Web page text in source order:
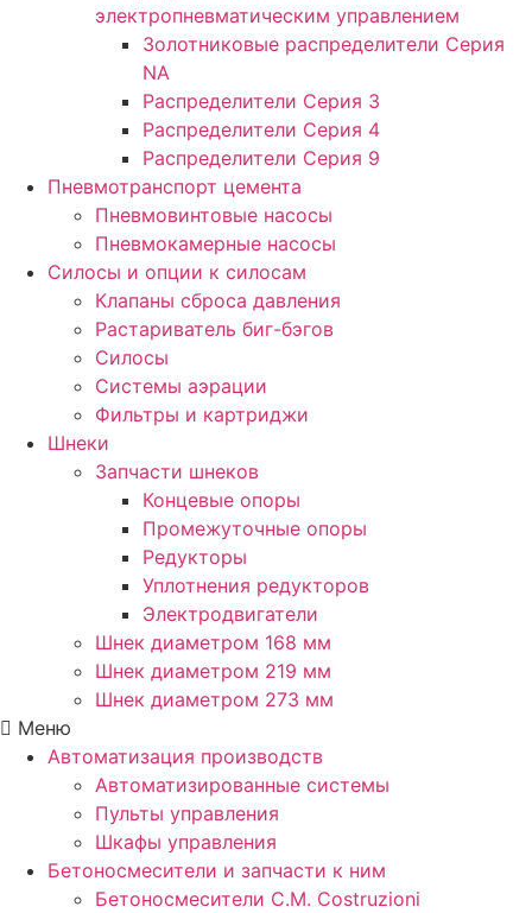
электропневматическим управлением
Золотниковые распределители Серия
NA
Распределители Серия 3
Распределители Серия 4
Распределители Серия 9
Пневмотранспорт цемента
Пневмовинтовые насосы
Пневмокамерные насосы
Силосы и опции к силосам
Клапаны сброса давления
Растариватель биг-бэгов
Силосы
Системы аэрации
Фильтры и картриджи
Шнеки
Запчасти шнеков
Концевые опоры
Промежуточные опоры
Редукторы
Уплотнения редукторов
Электродвигатели
Шнек диаметром 168 мм
Шнек диаметром 219 мм
Шнек диаметром 273 мм
Меню
Автоматизация производств
Автоматизированные системы
Пульты управления
Шкафы управления
Бетоносмесители и запчасти к ним
Бетоносмесители C.M. Costruzioni